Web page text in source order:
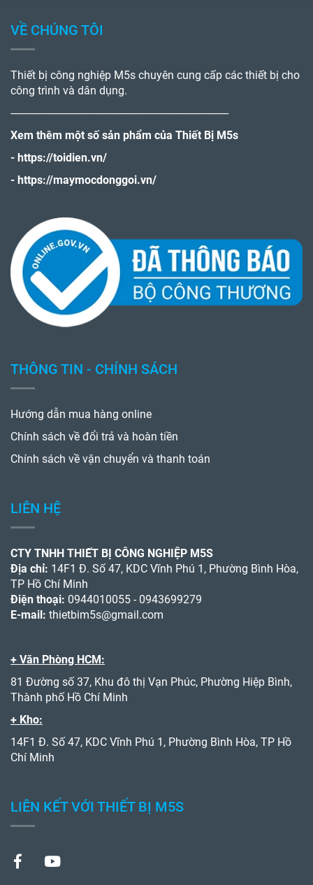
VỀ CHÚNG TÔI
Thiết bị công nghiệp M5s chuyên cung cấp các thiết bị cho
công trình và dân dụng.
------------------------------------------------------------------------------
Xem thêm một số sản phẩm của Thiết Bị M5s
- https://toidien.vn/
- https://maymocdonggoi.vn/
THÔNG TIN - CHÍNH SÁCH
Hướng dẫn mua hàng online
Chính sách về đổi trả và hoàn tiền
Chính sách về vận chuyển và thanh toán
LIÊN HỆ
CTY TNHH THIẾT BỊ CÔNG NGHIỆP M5S
Địa chỉ: 14F1 Đ. Số 47, KDC Vĩnh Phú 1, Phường Bình Hòa,
TP Hồ Chí Minh
Điện thoại: 0944010055 - 0943699279
E-mail: thietbim5s@gmail.com
+ Văn Phòng HCM:
81 Đường số 37, Khu đô thị Vạn Phúc, Phường Hiệp Bình,
Thành phố Hồ Chí Minh
+ Kho:
14F1 Đ. Số 47, KDC Vĩnh Phú 1, Phường Bình Hòa, TP Hồ
Chí Minh
LIÊN KẾT VỚI THIẾT BỊ M5S